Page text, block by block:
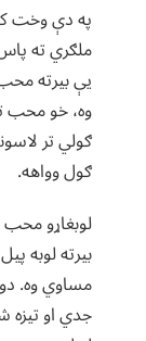
په دې وخت
ملګري ته
یې بیرته
وه، خو محب
ګولي تر
ګول وواهه.
لوبغاړو محب
بیرته لوبه
مساوي وه.
جدي او